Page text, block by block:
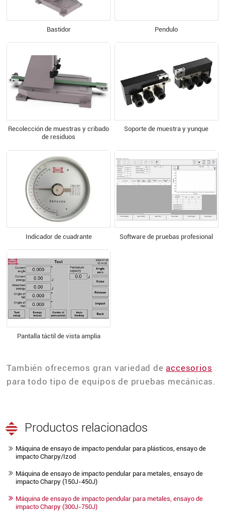
Bastidor Pendulo
Recolección de muestras y cribado
de residuos
Soporte de muestra y yunque
Indicador de cuadrante Software de pruebas profesional
Pantalla táctil de vista amplia
También ofrecemos gran variedad de accesorios
para todo tipo de equipos de pruebas mecánicas.
Productos relacionados
Máquina de ensayo de impacto pendular para plásticos, ensayo de
impacto Charpy/Izod
Máquina de ensayo de impacto pendular para metales, ensayo de
impacto Charpy (150J-450J)
Máquina de ensayo de impacto pendular para metales, ensayo de
impacto Charpy (300J-750J)